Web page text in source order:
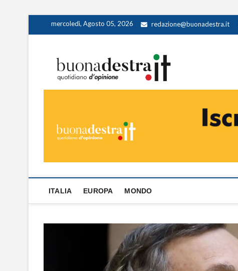
mercoledì, Agosto 05, 2026 redazione@buonadestra.it
ITALIA EUROPA MONDO